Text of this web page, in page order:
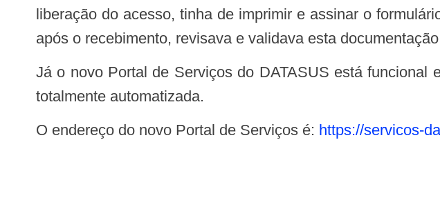
liberação do acesso, tinha de imprimir e assinar o
após o recebimento, revisava e validava esta
Já o novo Portal de Serviços do DATASUS está funcional
totalmente automatizada.
O endereço do novo Portal de Serviços é: https://servicos-